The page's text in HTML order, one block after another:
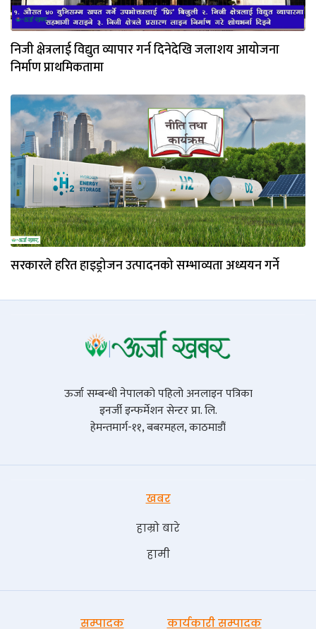
निजी क्षेत्रलाई विद्युत व्यापार गर्न दिनेदेखि जलाशय आयोजना
निर्माण प्राथमिकतामा
सरकारले हरित हाइड्रोजन उत्पादनको सम्भाव्यता अध्ययन गर्ने
ऊर्जा सम्बन्धी नेपालको पहिलो अनलाइन पत्रिका
इनर्जी इन्फर्मेशन सेन्टर प्रा. लि.
हेमन्तमार्ग-११, बबरमहल, काठमाडौं
खबर
हाम्रो बारे
हामी
सम्पादक कार्यकारी सम्पादक